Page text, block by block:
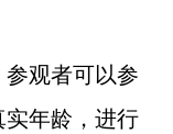
观者可以参
年龄，进行